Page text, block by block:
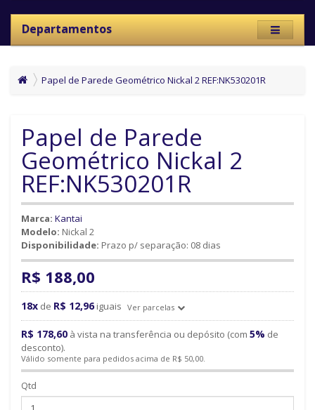
Departamentos
Papel de Parede Geométrico Nickal 2 REF:NK530201R
Papel de Parede
Geométrico Nickal 2
REF:NK530201R
Marca: Kantai
Modelo: Nickal 2
Disponibilidade: Prazo p/ separação: 08 dias
R$ 188,00
18x de R$ 12,96 iguais Ver parcelas
R$ 178,60 à vista na transferência ou depósito (com 5% de
desconto).
Válido somente para pedidos acima de R$ 50,00.
Qtd